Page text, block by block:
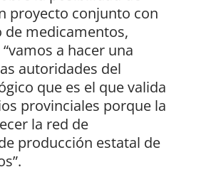
proyecto conjunto con
medicamentos,
a hacer una
autoridades del
que es el que valida
provinciales porque la
la red de
producción estatal de